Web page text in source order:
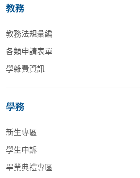
教務
教務法規彙編
各類申請表單
學雜費資訊
學務
新生專區
學生申訴
畢業典禮專區